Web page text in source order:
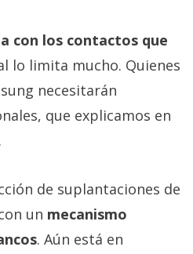
con los contactos que
lo limita mucho. Quienes
necesitarán
que explicamos en
de suplantaciones de
un mecanismo
. Aún está en